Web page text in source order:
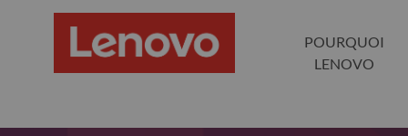
POURQUOI
LENOVO